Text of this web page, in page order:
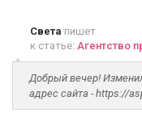
Света пишет
к статье: Агентство
Добрый вечер!
адрес сайта - https://